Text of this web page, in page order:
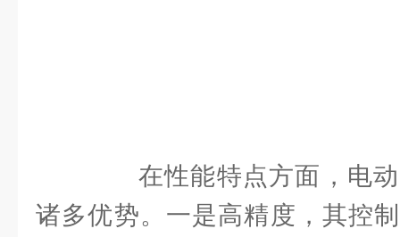
在性能特点方面，电动
诸多优势。一是高精度，其控